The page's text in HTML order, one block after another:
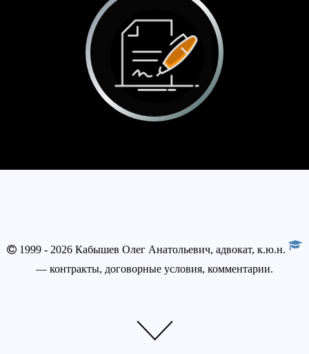
1999 - 2026 Кабышев Олег Анатольевич, адвокат, к.ю.н.
— контракты, договорные условия, комментарии.